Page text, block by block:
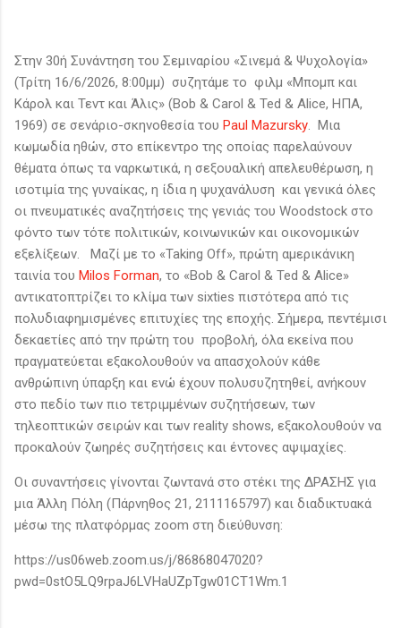
Στην 30ή Συνάντηση του Σεμιναρίου «Σινεμά & Ψυχολογία»
(Τρίτη 16/6/2026, 8:00μμ) συζητάμε το φιλμ «Μπομπ και
Κάρολ και Τεντ και Άλις» (Bob & Carol & Ted & Alice, ΗΠΑ,
1969) σε σενάριο-σκηνοθεσία του Paul Mazursky. Μια
κωμωδία ηθών, στο επίκεντρο της οποίας παρελαύνουν
θέματα όπως τα ναρκωτικά, η σεξουαλική απελευθέρωση, η
ισοτιμία της γυναίκας, η ίδια η ψυχανάλυση και γενικά όλες
οι πνευματικές αναζητήσεις της γενιάς του Woodstock στο
φόντο των τότε πολιτικών, κοινωνικών και οικονομικών
εξελίξεων. Μαζί με το «Taking Off», πρώτη αμερικάνικη
ταινία του Milos Forman, το «Bob & Carol & Ted & Alice»
αντικατοπτρίζει το κλίμα των sixties πιστότερα από τις
πολυδιαφημισμένες επιτυχίες της εποχής. Σήμερα, πεντέμισι
δεκαετίες από την πρώτη του προβολή, όλα εκείνα που
πραγματεύεται εξακολουθούν να απασχολούν κάθε
ανθρώπινη ύπαρξη και ενώ έχουν πολυσυζητηθεί, ανήκουν
στο πεδίο των πιο τετριμμένων συζητήσεων, των
τηλεοπτικών σειρών και των reality shows, εξακολουθούν να
προκαλούν ζωηρές συζητήσεις και έντονες αψιμαχίες.
Οι συναντήσεις γίνονται ζωντανά στο στέκι της ΔΡΑΣΗΣ για
μια Άλλη Πόλη (Πάρνηθος 21, 2111165797) και διαδικτυακά
μέσω της πλατφόρμας zoom στη διεύθυνση:
https://us06web.zoom.us/j/86868047020?
pwd=0stO5LQ9rpaJ6LVHaUZpTgw01CT1Wm.1